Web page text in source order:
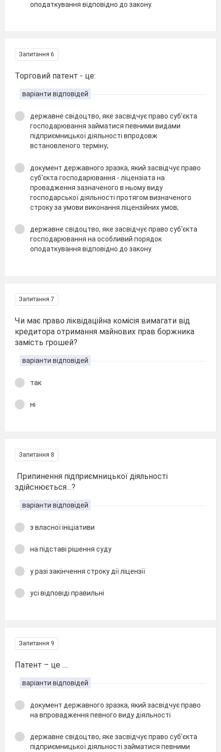
оподаткування відповідно до закону.
Запитання 6
Торговий патент - це:
варіанти відповідей
державне свідоцтво, яке засвідчує право суб'єкта
господарювання займатися певними видами
підприємницької діяльності впродовж
встановленого терміну;
документ державного зразка, який засвідчує право
суб'єкта господарювання - ліцензіата на
провадження зазначеного в ньому виду
господарської діяльності протягом визначеного
строку за умови виконання ліцензійних умов;
державне свідоцтво, яке засвідчує право суб'єкта
господарювання на особливий порядок
оподаткування відповідно до закону.
Запитання 7
Чи має право ліквідаційна комісія вимагати від
кредитора отримання майнових прав боржника
замість грошей?
варіанти відповідей
так
ні
Запитання 8
Припинення підприємницької діяльності
здійснюється…?
варіанти відповідей
з власної ініціативи
на підставі рішення суду
у разі закінчення строку дії ліцензії
усі відповіді правильні
Запитання 9
Патент – це ....
варіанти відповідей
документ державного зразка, який засвідчує право
на впровадження певного виду діяльності
державне свідоцтво, яке засвідчує право суб’єкта
підприємницької діяльності займатися певними